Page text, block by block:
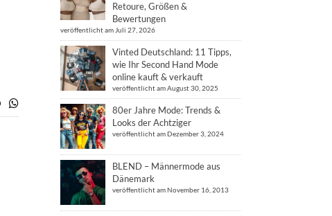
Retoure, Größen &
Bewertungen
veröffentlicht am Juli 27, 2026
Vinted Deutschland: 11 Tipps,
wie Ihr Second Hand Mode
online kauft & verkauft
veröffentlicht am August 30, 2025
80er Jahre Mode: Trends &
Looks der Achtziger
veröffentlicht am Dezember 3, 2024
BLEND – Männermode aus
Dänemark
veröffentlicht am November 16, 2013